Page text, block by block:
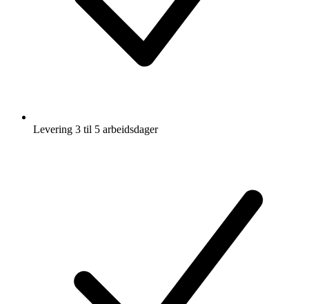
Levering 3 til 5 arbeidsdager